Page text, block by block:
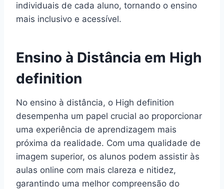
individuais de cada aluno, tornando o ensino
mais inclusivo e acessível.
Ensino à Distância em High
definition
No ensino à distância, o High definition
desempenha um papel crucial ao proporcionar
uma experiência de aprendizagem mais
próxima da realidade. Com uma qualidade de
imagem superior, os alunos podem assistir às
aulas online com mais clareza e nitidez,
garantindo uma melhor compreensão do